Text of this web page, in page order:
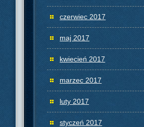
czerwiec 2017
maj 2017
kwiecień 2017
marzec 2017
luty 2017
styczeń 2017